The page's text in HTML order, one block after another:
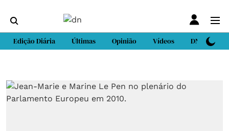
Edição Diária Últimas Opinião Vídeos DN Sport